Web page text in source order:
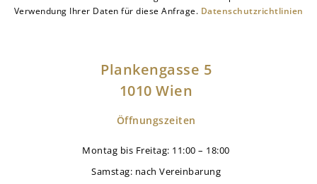
Verwendung Ihrer Daten für diese Anfrage. Datenschutzrichtlinien
Plankengasse 5
1010 Wien
Öffnungszeiten
Montag bis Freitag: 11:00 – 18:00
Samstag: nach Vereinbarung